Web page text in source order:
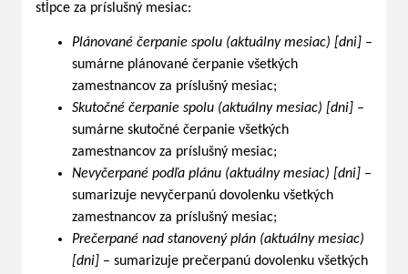
stĺpce za príslušný mesiac:
Plánované čerpanie spolu (aktuálny mesiac) [dni] –
sumárne plánované čerpanie všetkých
zamestnancov za príslušný mesiac;
Skutočné čerpanie spolu (aktuálny mesiac) [dni] –
sumárne skutočné čerpanie všetkých
zamestnancov za príslušný mesiac;
Nevyčerpané podľa plánu (aktuálny mesiac) [dni] –
sumarizuje nevyčerpanú dovolenku všetkých
zamestnancov za príslušný mesiac;
Prečerpané nad stanovený plán (aktuálny mesiac)
[dni] – sumarizuje prečerpanú dovolenku všetkých